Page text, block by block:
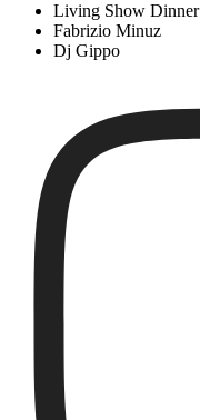
Living Show Dinner
Fabrizio Minuz
Dj Gippo